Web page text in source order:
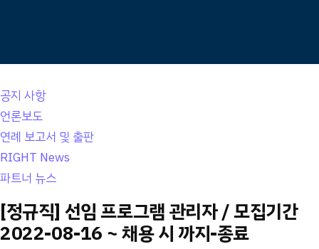
공지 사항
언론보도
연례 보고서 및 출판
RIGHT News
파트너 뉴스
[정규직] 선임 프로그램 관리자 / 모집기간
2022-08-16 ~ 채용 시 까지-종료